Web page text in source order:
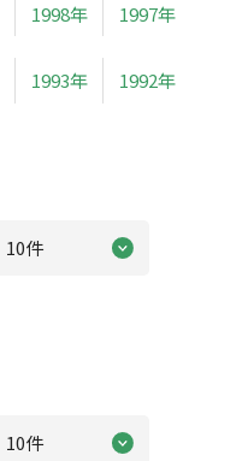
1998年 1997年
1993年 1992年